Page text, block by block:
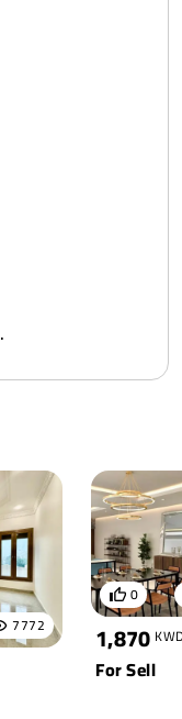
الجابرية، مدينة الكويت.
7772
0
1,870
For Sell